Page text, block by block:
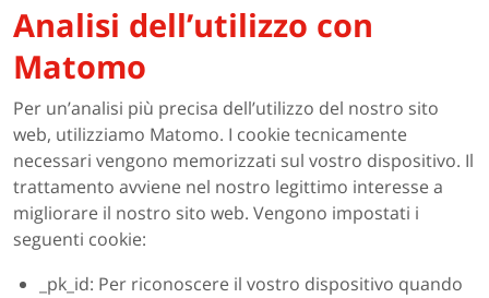
Analisi dell’utilizzo con
Matomo
Per un’analisi più precisa dell’utilizzo del nostro sito
web, utilizziamo Matomo. I cookie tecnicamente
necessari vengono memorizzati sul vostro dispositivo. Il
trattamento avviene nel nostro legittimo interesse a
migliorare il nostro sito web. Vengono impostati i
seguenti cookie:
_pk_id: Per riconoscere il vostro dispositivo quando